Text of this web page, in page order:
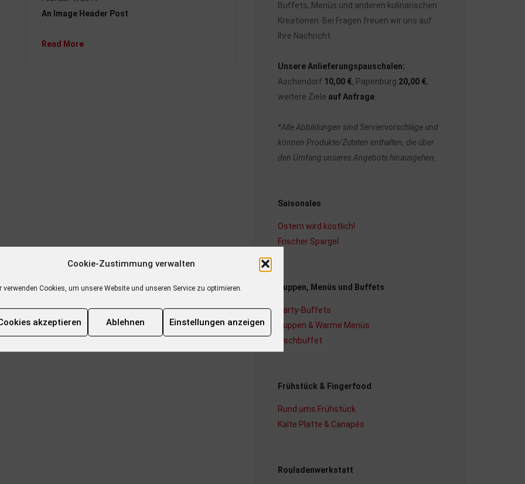
Cookie-Zustimmung verwalten
verwenden Cookies, um unsere Website und unseren Service zu optimieren.
akzeptieren Ablehnen Einstellungen anzeigen
An Image Header Post
Read More
Buffets, Menüs und anderen kulinarischen
Kreationen. Bei Fragen freuen wir uns auf
Ihre Nachricht.
Unsere Anlieferungspauschalen:
Aschendorf 10,00 €, Papenburg 20,00 €,
weitere Ziele auf Anfrage
*Alle Abbildungen sind Serviervorschläge und
können Produkte/Zutaten enthalten, die über
den Umfang unseres Angebots hinausgehen.
Saisonales
Ostern wird köstlich!
Frischer Spargel
Suppen, Menüs und Buffets
Party-Buffets
Suppen & Warme Menüs
Fischbuffet
Frühstück & Fingerfood
Rund ums Frühstück
Kalte Platte & Canapés
Rouladenwerkstatt